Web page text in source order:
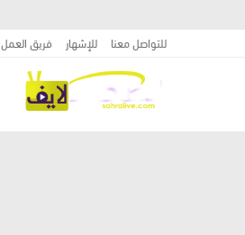
للتواصل معنا للإشهار فريق العمل